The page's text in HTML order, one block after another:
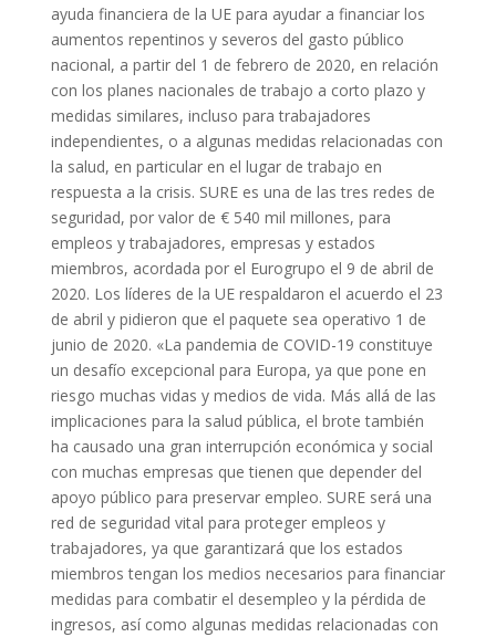
ayuda financiera de la UE para ayudar a financiar los
aumentos repentinos y severos del gasto público
nacional, a partir del 1 de febrero de 2020, en relación
con los planes nacionales de trabajo a corto plazo y
medidas similares, incluso para trabajadores
independientes, o a algunas medidas relacionadas con
la salud, en particular en el lugar de trabajo en
respuesta a la crisis. SURE es una de las tres redes de
seguridad, por valor de € 540 mil millones, para
empleos y trabajadores, empresas y estados
miembros, acordada por el Eurogrupo el 9 de abril de
2020. Los líderes de la UE respaldaron el acuerdo el 23
de abril y pidieron que el paquete sea operativo 1 de
junio de 2020. «La pandemia de COVID-19 constituye
un desafío excepcional para Europa, ya que pone en
riesgo muchas vidas y medios de vida. Más allá de las
implicaciones para la salud pública, el brote también
ha causado una gran interrupción económica y social
con muchas empresas que tienen que depender del
apoyo público para preservar empleo. SURE será una
red de seguridad vital para proteger empleos y
trabajadores, ya que garantizará que los estados
miembros tengan los medios necesarios para financiar
medidas para combatir el desempleo y la pérdida de
ingresos, así como algunas medidas relacionadas con